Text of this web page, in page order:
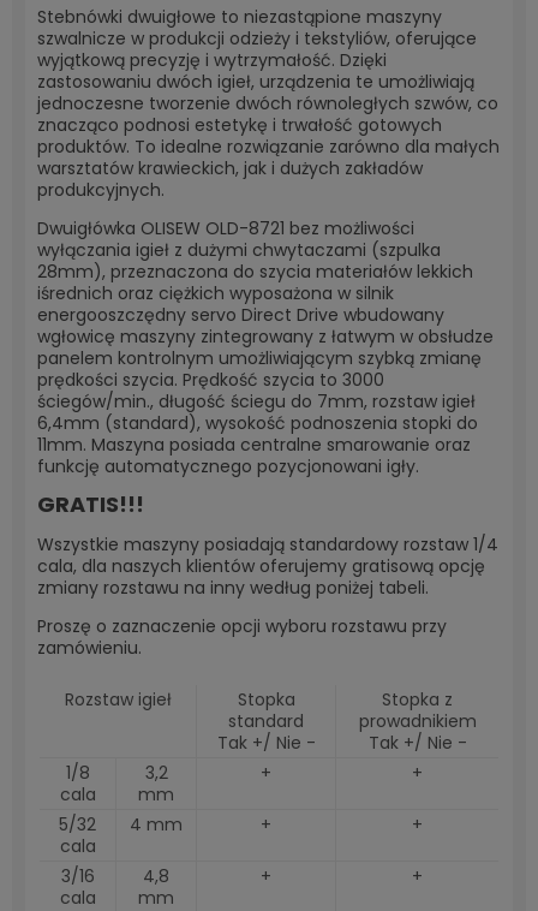
Stebnówki dwuigłowe to niezastąpione maszyny
szwalnicze w produkcji odzieży i tekstyliów, oferujące
wyjątkową precyzję i wytrzymałość. Dzięki
zastosowaniu dwóch igieł, urządzenia te umożliwiają
jednoczesne tworzenie dwóch równoległych szwów, co
znacząco podnosi estetykę i trwałość gotowych
produktów. To idealne rozwiązanie zarówno dla małych
warsztatów krawieckich, jak i dużych zakładów
produkcyjnych.
Dwuigłówka OLISEW OLD-8721 bez możliwości
wyłączania igieł z dużymi chwytaczami (szpulka
28mm), przeznaczona do szycia materiałów lekkich
iśrednich oraz ciężkich wyposażona w silnik
energooszczędny servo Direct Drive wbudowany
wgłowicę maszyny zintegrowany z łatwym w obsłudze
panelem kontrolnym umożliwiającym szybką zmianę
prędkości szycia. Prędkość szycia to 3000
ściegów/min., długość ściegu do 7mm, rozstaw igieł
6,4mm (standard), wysokość podnoszenia stopki do
11mm. Maszyna posiada centralne smarowanie oraz
funkcję automatycznego pozycjonowani igły.
GRATIS!!!
Wszystkie maszyny posiadają standardowy rozstaw 1/4
cala, dla naszych klientów oferujemy gratisową opcję
zmiany rozstawu na inny według poniżej tabeli.
Proszę o zaznaczenie opcji wyboru rozstawu przy
zamówieniu.
Rozstaw igieł
Stopka
standard
Tak +/ Nie -
Stopka z
prowadnikiem
Tak +/ Nie -
1/8
cala
3,2
mm
+ +
5/32
cala
4 mm + +
3/16
cala
4,8
mm
+ +